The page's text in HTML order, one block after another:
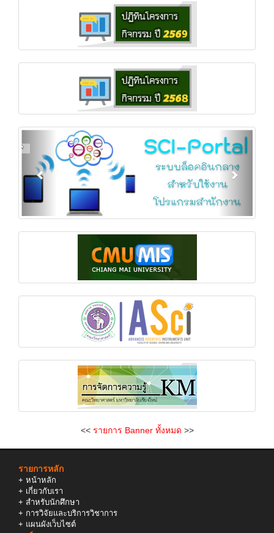
<< รายการ Banner ทั้งหมด >>
รายการหลัก
+ หน้าหลัก
+ เกี่ยวกับเรา
+ สำหรับนักศึกษา
+ การวิจัยและบริการวิชาการ
+ แผนผังเว็บไซต์